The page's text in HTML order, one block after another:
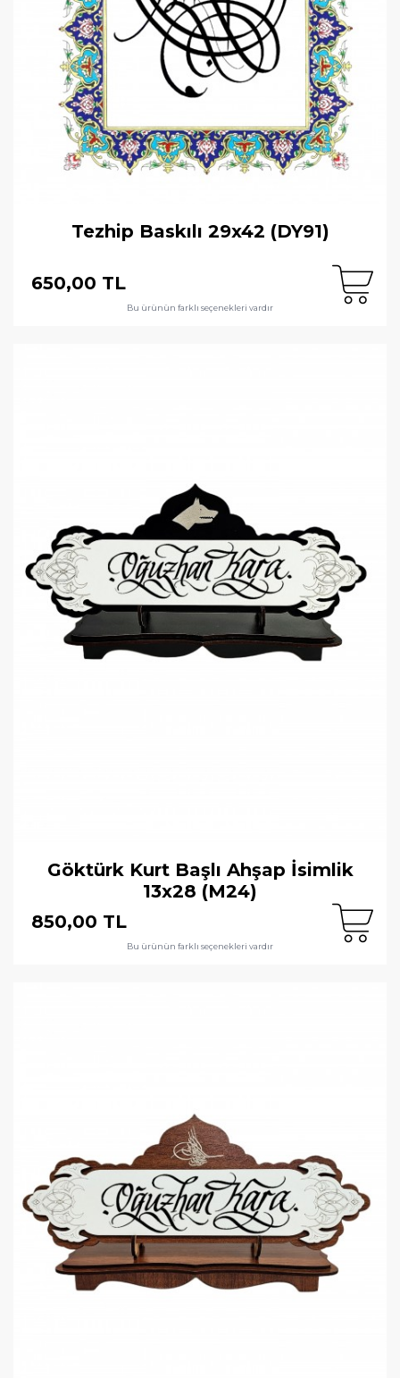
Tezhip Baskılı 29x42 (DY91)
650,00 TL
Bu ürünün farklı seçenekleri vardır
Göktürk Kurt Başlı Ahşap İsimlik
13x28 (M24)
850,00 TL
Bu ürünün farklı seçenekleri vardır